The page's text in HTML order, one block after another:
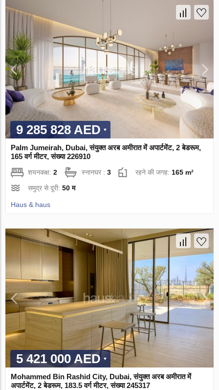
9 285 828 AED
Palm Jumeirah, Dubai, संयुक्त अरब अमीरात में अपार्टमेंट, 2 बेडरूम,
165 वर्ग मीटर, संख्या 226910
शयनकक्ष:2 स्नानघर :3 रहने की जगह:165 m²
समुद्र से दूरी:50 म
Haus & haus
5 421 000 AED
Mohammed Bin Rashid City, Dubai, संयुक्त अरब अमीरात में
अपार्टमेंट, 2 बेडरूम, 183.5 वर्ग मीटर, संख्या 245317